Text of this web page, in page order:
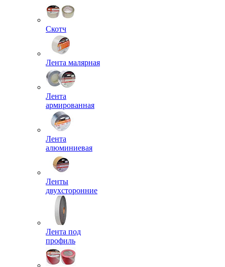
Скотч
Лента малярная
Лента
армированная
Лента
алюминиевая
Ленты
двухсторонние
Лента под
профиль